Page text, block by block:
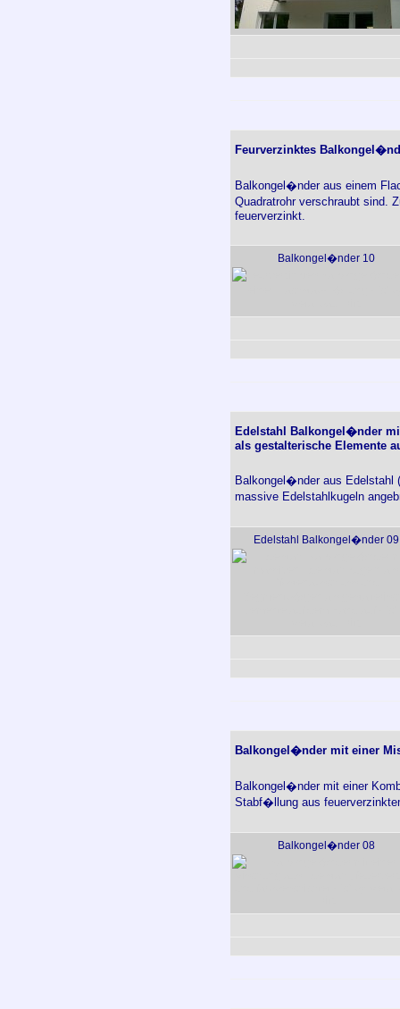
Feurverzinktes
Balkongel�nder aus einem
Quadratrohr verschraubt sind.
feuerverzinkt.
Balkongel�nder 10
Edelstahl Balkongel�nder
als gestalterische Elemente
Balkongel�nder aus Edelstahl
massive Edelstahlkugeln
Edelstahl Balkongel�nder 09
Balkongel�nder mit einer
Balkongel�nder mit einer
Stabf�llung aus
Balkongel�nder 08